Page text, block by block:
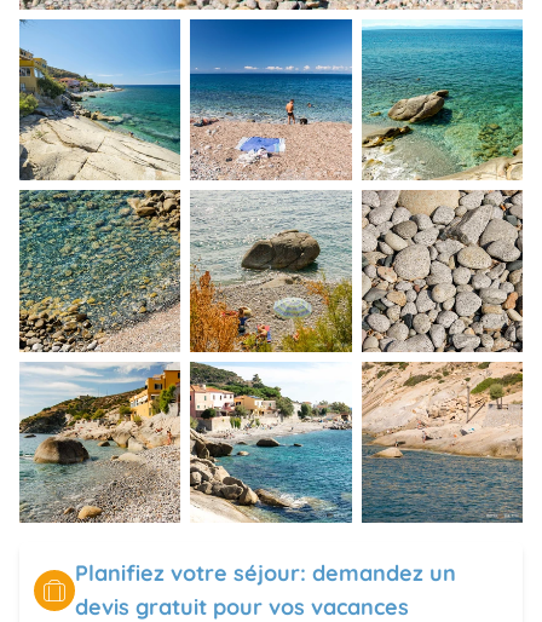
Planifiez votre séjour: demandez un
devis gratuit pour vos vacances